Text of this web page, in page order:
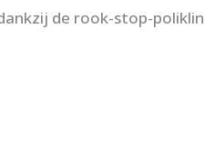
de rook-stop-